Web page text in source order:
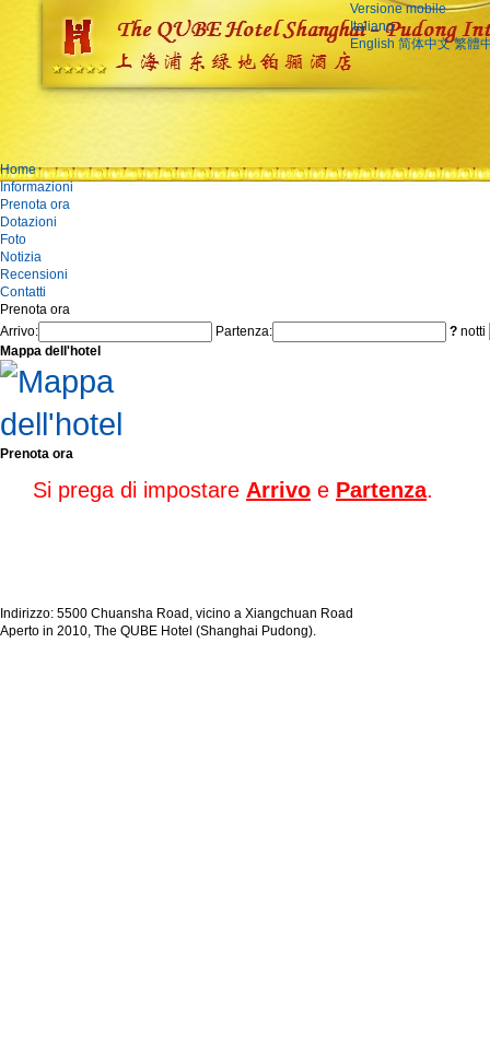
Versione mobile
Italiano
English 简体中文 繁體
Home
Informazioni
Prenota ora
Dotazioni
Foto
Notizia
Recensioni
Contatti
Prenota ora
Arrivo:
Partenza: ? notti
Mappa dell'hotel
Prenota ora
Si prega di impostare Arrivo e Partenza.
Indirizzo: 5500 Chuansha Road, vicino a Xiangchuan Road
Aperto in 2010, The QUBE Hotel (Shanghai Pudong).